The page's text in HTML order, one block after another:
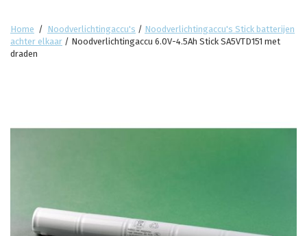
Home / Noodverlichtingaccu's / Noodverlichtingaccu's Stick batterijen
achter elkaar / Noodverlichtingaccu 6.0V-4.5Ah Stick SA5VTD151 met
draden